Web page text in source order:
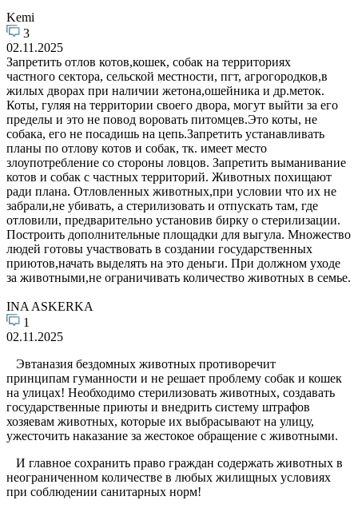
Kemi
3
02.11.2025
Запретить отлов котов,кошек, собак на территориях
частного сектора, сельской местности, пгт, агрогородков,в
жилых дворах при наличии жетона,ошейника и др.меток.
Коты, гуляя на территории своего двора, могут выйти за его
пределы и это не повод воровать питомцев.Это коты, не
собака, его не посадишь на цепь.Запретить устанавливать
планы по отлову котов и собак, тк. имеет место
злоупотребление со стороны ловцов. Запретить выманивание
котов и собак с частных территорий. Животных похищают
ради плана. Отловленных животных,при условии что их не
забрали,не убивать, а стерилизовать и отпускать там, где
отловили, предварительно установив бирку о стерилизации.
Построить дополнительные площадки для выгула. Множество
людей готовы участвовать в создании государственных
приютов,начать выделять на это деньги. При должном уходе
за животными,не ограничивать количество животных в семье.
INA ASKERKA
1
02.11.2025
Эвтаназия бездомных животных противоречит
принципам гуманности и не решает проблему собак и кошек
на улицах! Необходимо стерилизовать животных, создавать
государственные приюты и внедрить систему штрафов
хозяевам животных, которые их выбрасывают на улицу,
ужесточить наказание за жестокое обращение с животными.
И главное сохранить право граждан содержать животных в
неограниченном количестве в любых жилищных условиях
при соблюдении санитарных норм!